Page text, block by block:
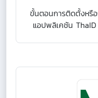
ขั้นตอนการติดตั้งหรือ
แอปพลิเคชัน ThaID